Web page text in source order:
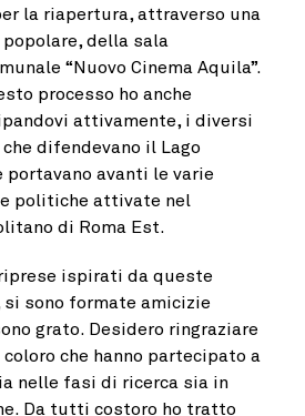
la riapertura, attraverso una
della sala
“Nuovo Cinema Aquila”.
processo ho anche
attivamente, i diversi
difendevano il Lago
portavano avanti le varie
politiche attivate nel
di Roma Est.
ispirati da queste
sono formate amicizie
grato. Desidero ringraziare
che hanno partecipato a
nelle fasi di ricerca sia in
Da tutti costoro ho tratto